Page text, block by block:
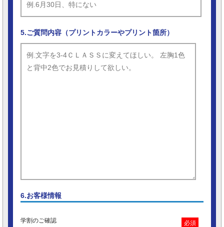
5.ご質問内容（プリントカラーやプリント箇所）
6.お客様情報
学割のご確認 必須